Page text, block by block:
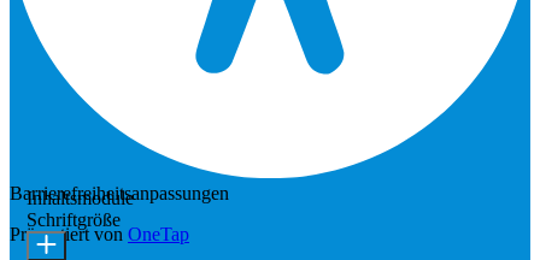
Barrierefreiheitsanpassungen
Präsentiert von OneTap
Inhaltsmodule
Schriftgröße